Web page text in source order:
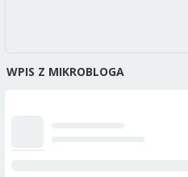
WPIS Z MIKROBLOGA